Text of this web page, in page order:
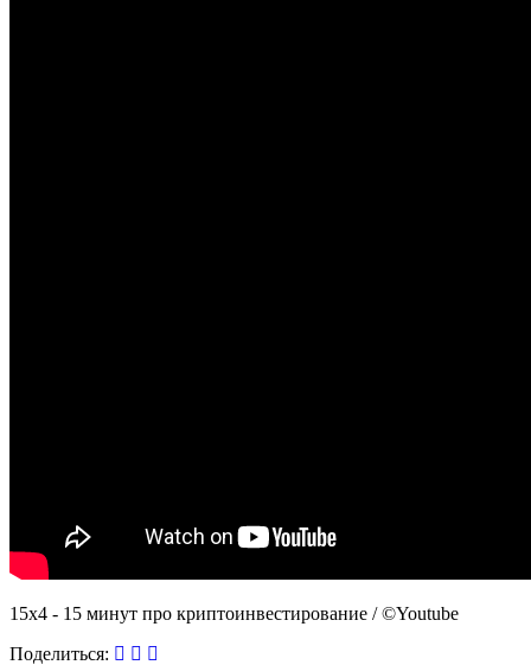
15x4 - 15 минут про криптоинвестирование / ©Youtube
Поделиться: